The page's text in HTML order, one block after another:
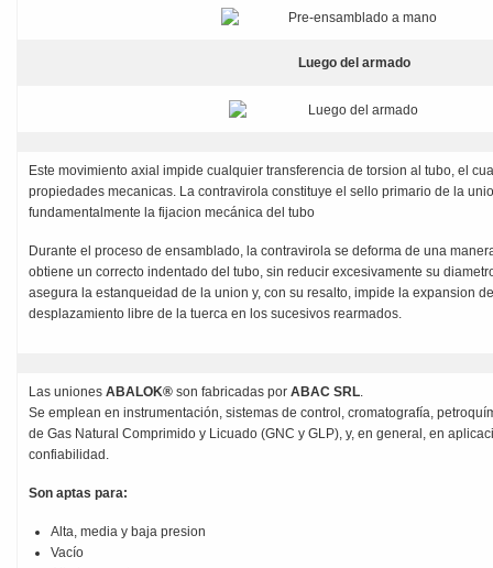
Luego del armado
Este movimiento axial impide cualquier transferencia de torsion al tubo, el
propiedades mecanicas. La contravirola constituye el sello primario de la
fundamentalmente la fijacion mecánica del tubo
Durante el proceso de ensamblado, la contravirola se deforma de una
obtiene un correcto indentado del tubo, sin reducir excesivamente su
asegura la estanqueidad de la union y, con su resalto, impide la expansion
desplazamiento libre de la tuerca en los sucesivos rearmados.
Las uniones ABALOK® son fabricadas por ABAC SRL.
Se emplean en instrumentación, sistemas de control, cromatografía,
de Gas Natural Comprimido y Licuado (GNC y GLP), y, en general, en
confiabilidad.
Son aptas para:
Alta, media y baja presion
Vacío